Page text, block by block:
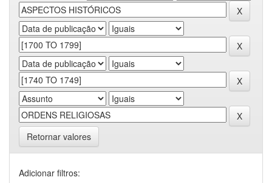
Retornar valores
Adicionar filtros: